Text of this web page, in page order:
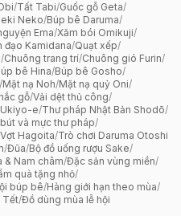
/Tất Tabi/Guốc gỗ Geta/
Neko/Búp bê Daruma/
Ema/Xăm bói Omikuji/
đạo Kamidana/Quạt xếp/
/Chuông trang trí/Chuông gió Furin/
bê Hina/Búp bê Gosho/
/Mặt nạ Noh/Mặt nạ quỷ Oni/
gỗ/Vải dệt thủ công/
e/Thư pháp Nhật Bản Shodō/
và mực thư pháp/
Vợt Hagoita/Trò chơi Daruma Otoshi
/Đũa/Bộ đồ uống rượu Sake/
& Nam châm/Đặc sản vùng miền/
quà tặng nhỏ/
búp bê/Hàng giới hạn theo mùa/
Tết/Đồ dùng mùa lễ hội